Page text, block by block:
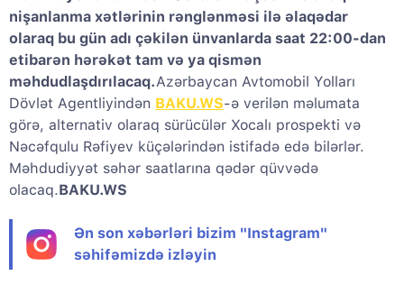
nişanlanma xətlərinin rənglənməsi ilə əlaqədar
olaraq bu gün adı çəkilən ünvanlarda saat 22:00-dan
etibarən hərəkət tam və ya qismən
məhdudlaşdırılacaq.Azərbaycan Avtomobil Yolları
Dövlət Agentliyindən BAKU.WS-ə verilən məlumata
görə, alternativ olaraq sürücülər Xocalı prospekti və
Nəcəfqulu Rəfiyev küçələrindən istifadə edə bilərlər.
Məhdudiyyət səhər saatlarına qədər qüvvədə
olacaq.BAKU.WS
Ən son xəbərləri bizim "Instagram"
səhifəmizdə izləyin